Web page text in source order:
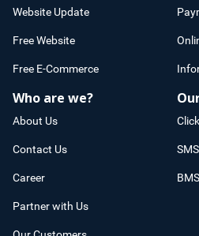
Website Update
Free Website
Free E-Commerce
Who are we?
About Us
Contact Us
Career
Partner with Us